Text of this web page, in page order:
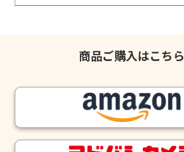
商品ご購入はこちら